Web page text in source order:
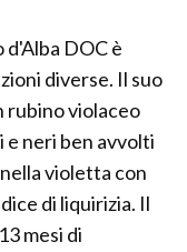
DOC è
diverse. Il suo
rubino violaceo
e neri ben avvolti
violetta con
di liquirizia. Il
mesi di